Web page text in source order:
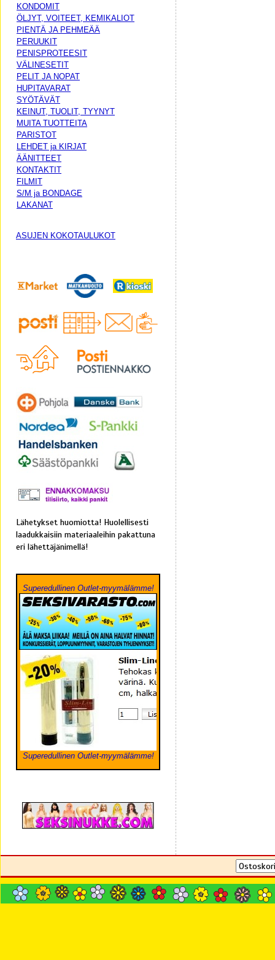
KONDOMIT
ÖLJYT, VOITEET, KEMIKALIOT
PIENTÄ JA PEHMEÄÄ
PERUUKIT
PENISPROTEESIT
VÄLINESETIT
PELIT JA NOPAT
HUPITAVARAT
SYÖTÄVÄT
KEINUT, TUOLIT, TYYNYT
MUITA TUOTTEITA
PARISTOT
LEHDET ja KIRJAT
ÄÄNITTEET
KONTAKTIT
FILMIT
S/M ja BONDAGE
LAKANAT
ASUJEN KOKOTAULUKOT
Lähetykset huomiotta! Huolellisesti
laadukkaisiin materiaaleihin pakattuna
eri lähettäjänimellä!
Superedullinen Outlet-myymälämme!
Superedullinen Outlet-myymälämme!